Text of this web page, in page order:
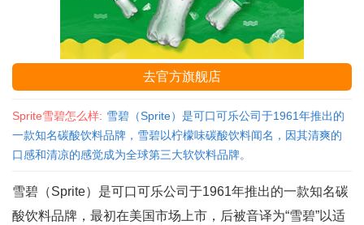
去官方旗舰店
Sprite雪碧怎么样: 雪碧（Sprite）是可口可乐公司于1961年推出的
一款知名碳酸饮料品牌，雪碧以柠檬味碳酸饮料闻名，因其清爽的
口感和清凉的感觉成为全球第三大软饮料品牌。
雪碧（Sprite）是可口可乐公司于1961年推出的一款知名碳
酸饮料品牌，最初在美国市场上市，后被音译为“雪碧”以适